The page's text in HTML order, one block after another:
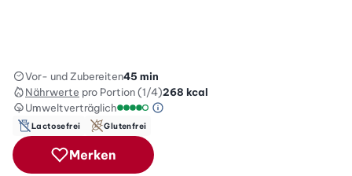
Vor- und Zubereiten45 min
Nährwerte pro Portion (1/4)268 kcal
Umweltverträglich
Green Betty Skala Info
Lactosefrei Glutenfrei
Merken